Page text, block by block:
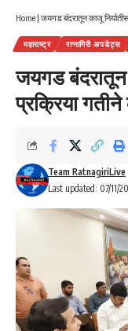
Home | जयगड बंदरातून काजू
महाराष्ट्र रत्नागिरी अपडेट्स
जयगड बंदरातून
प्रक्रिया
Last updated: 07/11/
Team RatnagiriLive